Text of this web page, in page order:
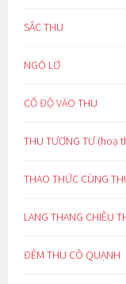
SẮC THU
NGÓ LƠ
CỔ ĐỘ VÀO THU
THU TƯƠNG TƯ (hoạ
THAO THỨC CÙNG
LANG THANG CHIỀU
ĐÊM THU CÔ QUẠNH